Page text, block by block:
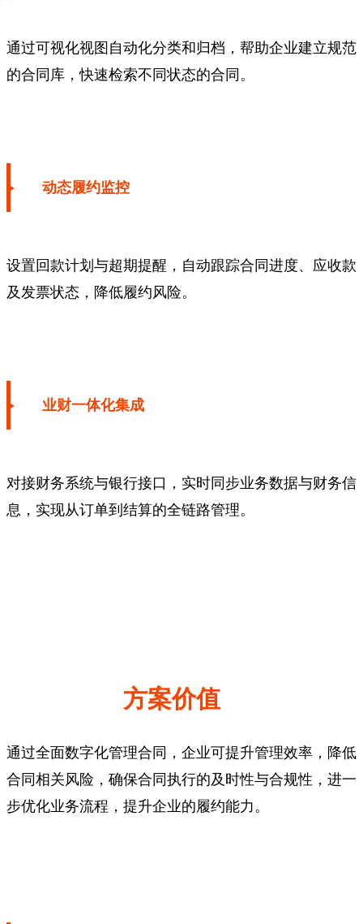
通过可视化视图自动化分类和归档，帮助企业建立规范
的合同库，快速检索不同状态的合同。
动态履约监控
设置回款计划与超期提醒，自动跟踪合同进度、应收款
及发票状态，降低履约风险。
业财一体化集成
对接财务系统与银行接口，实时同步业务数据与财务信
息，实现从订单到结算的全链路管理。
方案价值
通过全面数字化管理合同，企业可提升管理效率，降低
合同相关风险，确保合同执行的及时性与合规性，进一
步优化业务流程，提升企业的履约能力。